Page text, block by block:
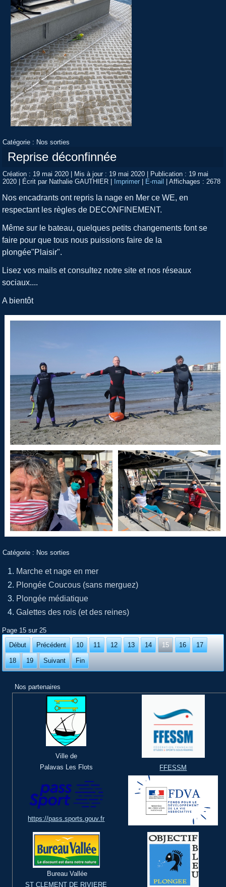
Catégorie : Nos sorties
Reprise déconfinnée
Création : 19 mai 2020 | Mis à jour : 19 mai 2020 | Publication : 19 mai
2020 | Écrit par Nathalie GAUTHIER | Imprimer | E-mail |Affichages : 2678
Nos encadrants ont repris la nage en Mer ce WE, en
respectant les règles de DECONFINEMENT.
Même sur le bateau, quelques petits changements font se
faire pour que tous nous puissions faire de la
plongée"Plaisir".
Lisez vos mails et consultez notre site et nos réseaux
sociaux....
A bientôt
Catégorie : Nos sorties
Marche et nage en mer
Plongée Coucous (sans merguez)
Plongée médiatique
Galettes des rois (et des reines)
Page 15 sur 25
Début
Précédent 10 11 12 13 14 15 16 17
18 19 Suivant Fin
Nos partenaires
Ville de
Palavas Les Flots
FFESSM
https://pass.sports.gouv.fr
Bureau Vallée
ST CLEMENT DE RIVIERE